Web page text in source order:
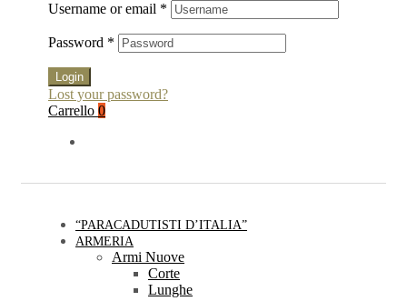
Username or email *
Password *
Login
Lost your password?
Carrello 0
“PARACADUTISTI D’ITALIA”
ARMERIA
Armi Nuove
Corte
Lunghe